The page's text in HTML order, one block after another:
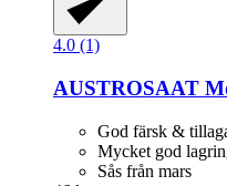
4.0 (1)
AUSTROSAAT
God färsk &
Mycket god
Sås från mars